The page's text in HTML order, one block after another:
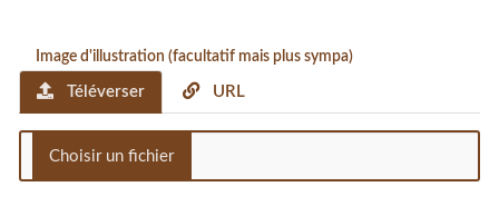
Image d'illustration (facultatif mais plus sympa)
Téléverser URL